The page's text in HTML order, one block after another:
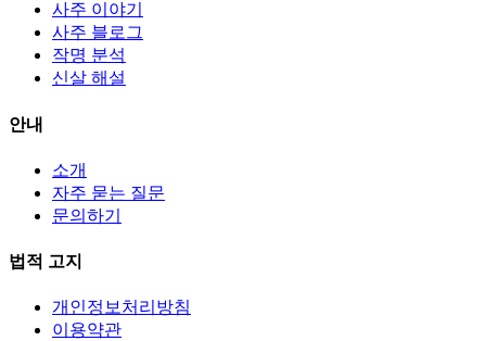
사주 이야기
사주 블로그
작명 분석
신살 해설
안내
소개
자주 묻는 질문
문의하기
법적 고지
개인정보처리방침
이용약관